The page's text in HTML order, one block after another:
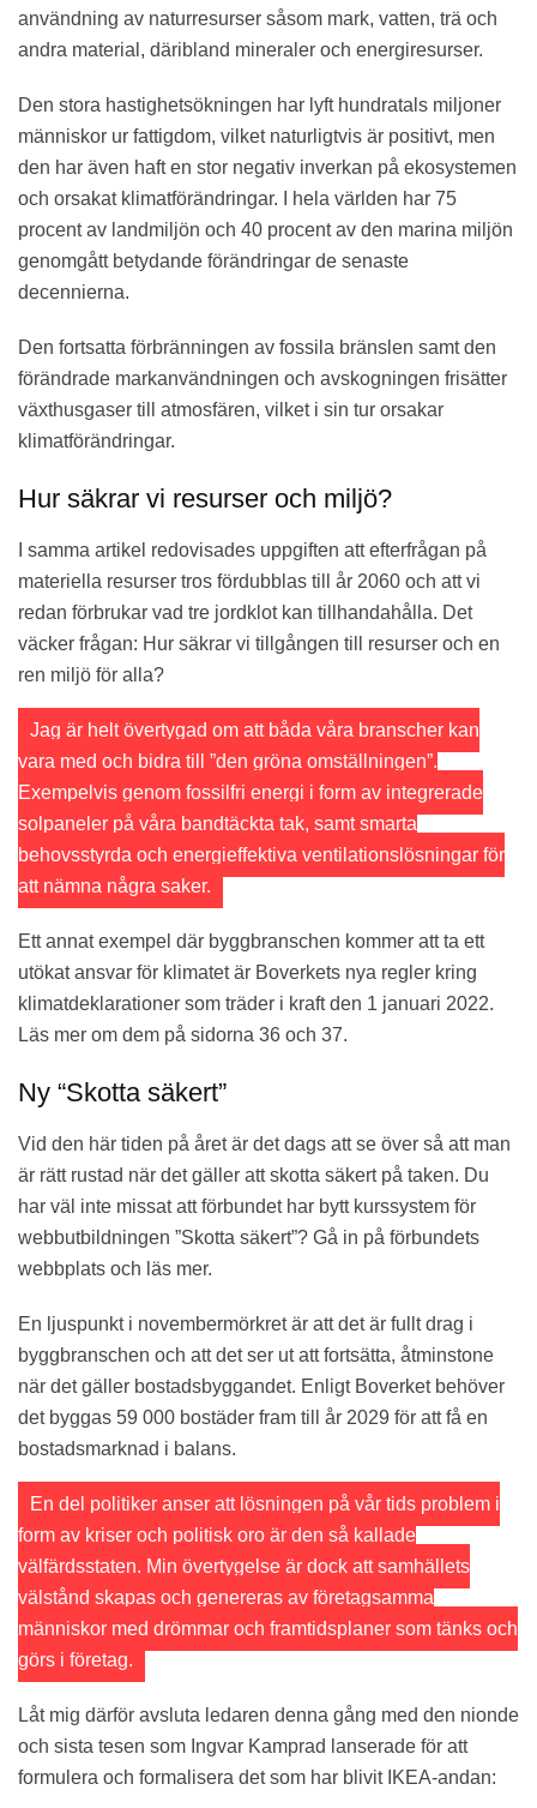
användning av naturresurser såsom mark, vatten, trä och
andra material, däribland mineraler och energiresurser.
Den stora hastighetsökningen har lyft hundratals miljoner
människor ur fattigdom, vilket naturligtvis är positivt, men
den har även haft en stor negativ inverkan på ekosystemen
och orsakat klimatförändringar. I hela världen har 75
procent av landmiljön och 40 procent av den marina miljön
genomgått betydande förändringar de senaste
decennierna.
Den fortsatta förbränningen av fossila bränslen samt den
förändrade markanvändningen och avskogningen frisätter
växthusgaser till atmosfären, vilket i sin tur orsakar
klimatförändringar.
Hur säkrar vi resurser och miljö?
I samma artikel redovisades uppgiften att efterfrågan på
materiella resurser tros fördubblas till år 2060 och att vi
redan förbrukar vad tre jordklot kan tillhandahålla. Det
väcker frågan: Hur säkrar vi tillgången till resurser och en
ren miljö för alla?
Jag är helt övertygad om att båda våra branscher kan
vara med och bidra till ”den gröna omställningen”.
Exempelvis genom fossilfri energi i form av integrerade
solpaneler på våra bandtäckta tak, samt smarta
behovsstyrda och energieffektiva ventilationslösningar för
att nämna några saker.
Ett annat exempel där byggbranschen kommer att ta ett
utökat ansvar för klimatet är Boverkets nya regler kring
klimatdeklarationer som träder i kraft den 1 januari 2022.
Läs mer om dem på sidorna 36 och 37.
Ny “Skotta säkert”
Vid den här tiden på året är det dags att se över så att man
är rätt rustad när det gäller att skotta säkert på taken. Du
har väl inte missat att förbundet har bytt kurssystem för
webbutbildningen ”Skotta säkert”? Gå in på förbundets
webbplats och läs mer.
En ljuspunkt i novembermörkret är att det är fullt drag i
byggbranschen och att det ser ut att fortsätta, åtminstone
när det gäller bostadsbyggandet. Enligt Boverket behöver
det byggas 59 000 bostäder fram till år 2029 för att få en
bostadsmarknad i balans.
En del politiker anser att lösningen på vår tids problem i
form av kriser och politisk oro är den så kallade
välfärdsstaten. Min övertygelse är dock att samhällets
välstånd skapas och genereras av företagsamma
människor med drömmar och framtidsplaner som tänks och
görs i företag.
Låt mig därför avsluta ledaren denna gång med den nionde
och sista tesen som Ingvar Kamprad lanserade för att
formulera och formalisera det som har blivit IKEA-andan: